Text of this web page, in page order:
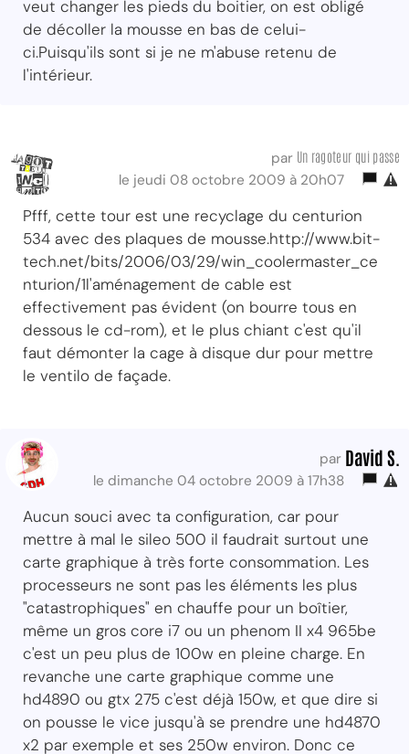
veut changer les pieds du boitier, on est obligé
de décoller la mousse en bas de celui-
ci.Puisqu'ils sont si je ne m'abuse retenu de
l'intérieur.
par Un ragoteur qui passe
le jeudi 08 octobre 2009 à 20h07
Pfff, cette tour est une recyclage du centurion
534 avec des plaques de mousse.http://www.bit-
tech.net/bits/2006/03/29/win_coolermaster_ce
nturion/1l'aménagement de cable est
effectivement pas évident (on bourre tous en
dessous le cd-rom), et le plus chiant c'est qu'il
faut démonter la cage à disque dur pour mettre
le ventilo de façade.
par David S.
le dimanche 04 octobre 2009 à 17h38
Aucun souci avec ta configuration, car pour
mettre à mal le sileo 500 il faudrait surtout une
carte graphique à très forte consommation. Les
processeurs ne sont pas les éléments les plus
"catastrophiques" en chauffe pour un boîtier,
même un gros core i7 ou un phenom II x4 965be
c'est un peu plus de 100w en pleine charge. En
revanche une carte graphique comme une
hd4890 ou gtx 275 c'est déjà 150w, et que dire si
on pousse le vice jusqu'à se prendre une hd4870
x2 par exemple et ses 250w environ. Donc ce